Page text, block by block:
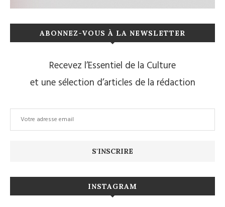
ABONNEZ-VOUS À LA NEWSLETTER
Recevez l’Essentiel de la Culture
et une sélection d’articles de la rédaction
INSTAGRAM